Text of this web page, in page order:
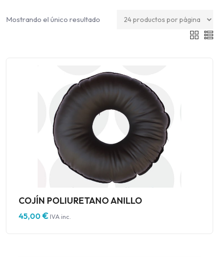
Mostrando el único resultado
COJÍN POLIURETANO ANILLO
45,00€IVA inc.